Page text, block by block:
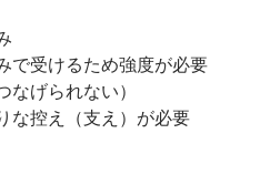
けるため強度が必要
れない）
支え）が必要